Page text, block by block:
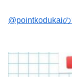
@pointkodukai